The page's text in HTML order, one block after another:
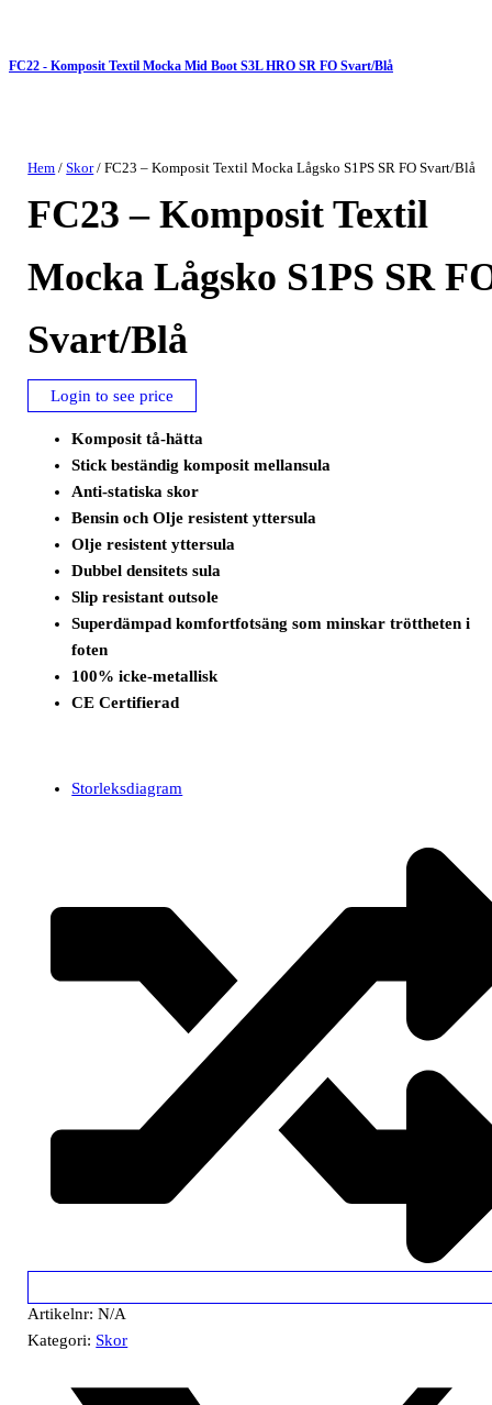
FC22 - Komposit Textil Mocka Mid Boot S3L HRO SR FO Svart/Blå
Hem /Skor/ FC23 – Komposit Textil Mocka Lågsko S1PS SR FO Svart/Blå
FC23 – Komposit Textil
Mocka Lågsko S1PS SR
Svart/Blå
Login to see price
Komposit tå-hätta
Stick beständig komposit mellansula
Anti-statiska skor
Bensin och Olje resistent yttersula
Olje resistent yttersula
Dubbel densitets sula
Slip resistant outsole
Superdämpad komfortfotsäng som minskar tröttheten i
foten
100% icke-metallisk
CE Certifierad
Storleksdiagram
Artikelnr:N/A
Kategori: Skor